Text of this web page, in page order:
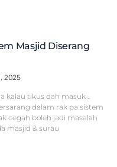
Masjid Diserang
2025
kalau tikus dah masuk ..
dalam rak pa sistem
cegah boleh jadi masalah
masjid & surau